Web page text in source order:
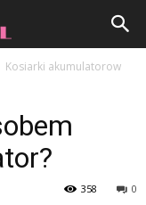
Kosiarki akumulatorow
0
358